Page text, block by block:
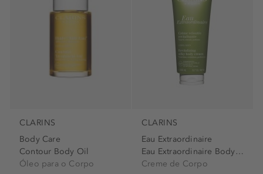
CLARINS
Body Care
Contour Body Oil
Óleo para o Corpo
CLARINS
Eau Extraordinaire
Eau Extraordinaire Body Cream
Creme de Corpo